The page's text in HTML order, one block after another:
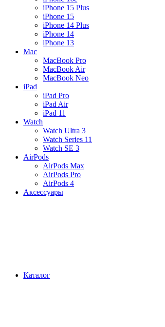
iPhone 15 Plus
iPhone 15
iPhone 14 Plus
iPhone 14
iPhone 13
Mac
MacBook Pro
MacBook Air
MacBook Neo
iPad
iPad Pro
iPad Air
iPad 11
Watch
Watch Ultra 3
Watch Series 11
Watch SE 3
AirPods
AirPods Max
AirPods Pro
AirPods 4
Аксессуары
Каталог